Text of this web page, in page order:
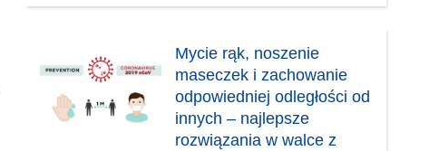
Mycie rąk, noszenie
maseczek i zachowanie
odpowiedniej odległości od
innych – najlepsze
rozwiązania w walce z